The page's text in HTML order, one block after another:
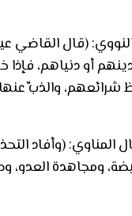
(قال القاضي
أو دنياهم، فإذا
شرائعهم، والذبِّ
المناوي: (وأفاد
ومجاهدة العدو،